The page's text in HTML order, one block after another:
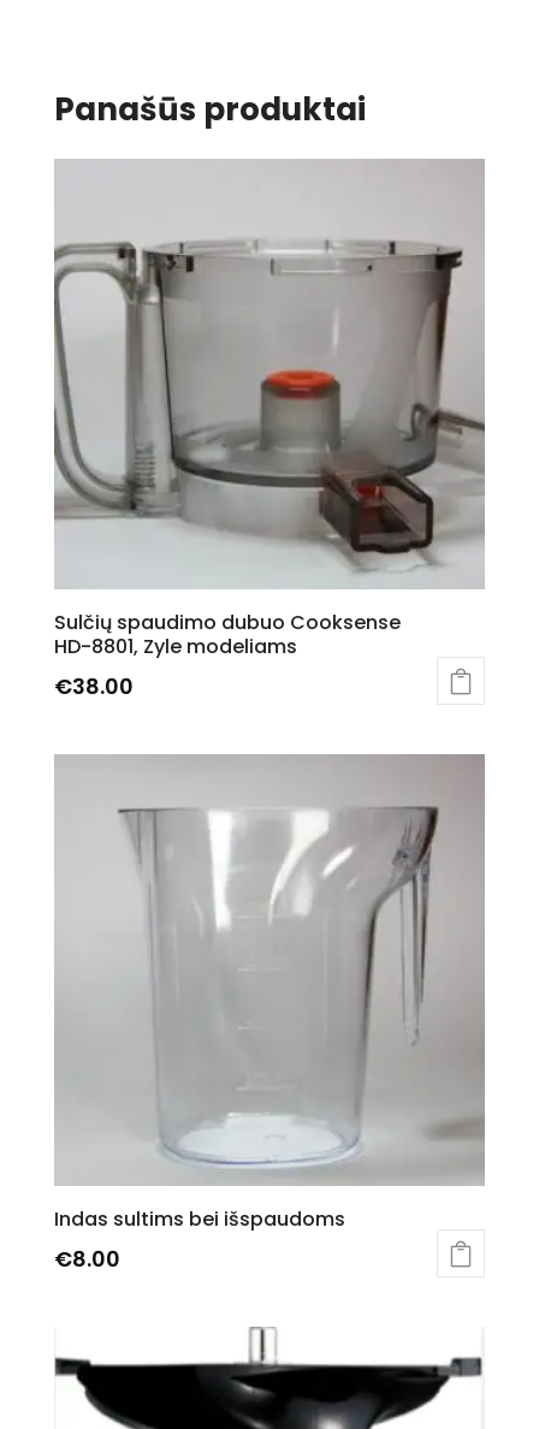
Panašūs produktai
Sulčių spaudimo dubuo Cooksense
HD-8801, Zyle modeliams
€38.00
Indas sultims bei išspaudoms
€8.00